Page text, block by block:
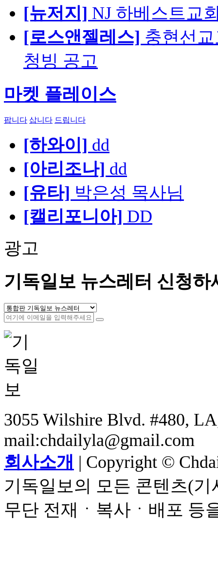
[뉴저지] NJ 하베스트교
[로스앤젤레스] 충현선
청빙 공고
마켓 플레이스
팝니다 삽니다 드립니다
[하와이] dd
[아리조나] dd
[유타] 박은성 목사님
[캘리포니아] DD
광고
기독일보 뉴스레터 신청하
3055 Wilshire Blvd. #480,
mail:chdailyla@gmail.com
회사소개 | Copyright ©
기독일보의 모든 콘텐츠(
무단 전재ㆍ복사ㆍ배포 등